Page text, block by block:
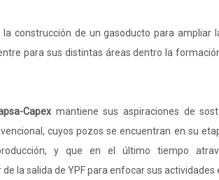
la construcción de un gasoducto para ampliar
para sus distintas áreas dentro la
Capex mantiene sus aspiraciones de
cuyos pozos se encuentran en su
y que en el último tiempo
la salida de YPF para enfocar sus actividades